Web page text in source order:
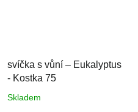
svíčka s vůní – Eukalyptus
- Kostka 75
Skladem